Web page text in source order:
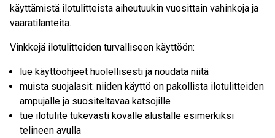
käyttämistä ilotulitteista aiheutuukin vuosittain vahinkoja ja
vaaratilanteita.
Vinkkejä ilotulitteiden turvalliseen käyttöön:
lue käyttöohjeet huolellisesti ja noudata niitä
muista suojalasit: niiden käyttö on pakollista ilotulitteiden
ampujalle ja suositeltavaa katsojille
tue ilotulite tukevasti kovalle alustalle esimerkiksi
telineen avulla